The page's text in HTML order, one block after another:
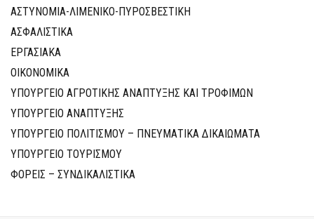
ΑΣΤΥΝΟΜΙΑ-ΛΙΜΕΝΙΚΟ-ΠΥΡΟΣΒΕΣΤΙΚΗ
ΑΣΦΑΛΙΣΤΙΚΑ
ΕΡΓΑΣΙΑΚΑ
ΟΙΚΟΝΟΜΙΚΑ
ΥΠΟΥΡΓΕΙΟ ΑΓΡΟΤΙΚΗΣ ΑΝΑΠΤΥΞΗΣ ΚΑΙ ΤΡΟΦΙΜΩΝ
ΥΠΟΥΡΓΕΙΟ ΑΝΑΠΤΥΞΗΣ
ΥΠΟΥΡΓΕΙΟ ΠΟΛΙΤΙΣΜΟΥ – ΠΝΕΥΜΑΤΙΚΑ ΔΙΚΑΙΩΜΑΤΑ
ΥΠΟΥΡΓΕΙΟ ΤΟΥΡΙΣΜΟΥ
ΦΟΡΕΙΣ – ΣΥΝΔΙΚΑΛΙΣΤΙΚΑ